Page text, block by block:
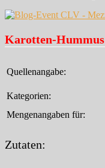
Karotten-Hummus
Quellenangabe:
Kategorien:
Mengenangaben für:
Zutaten: